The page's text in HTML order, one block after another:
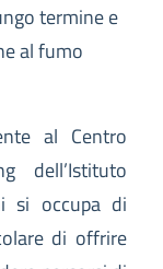
termine e
al fumo
al Centro
dell’Istituto
si occupa di
di offrire